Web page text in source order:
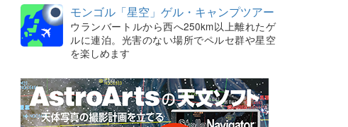
モンゴル「星空」ゲル・キャンプツアー
ウランバートルから西へ250km以上離れたゲ
ルに連泊。光害のない場所でペルセ群や星空
を楽しめます